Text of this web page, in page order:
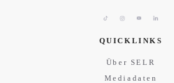
QUICKLINKS
Über SELR
Mediadaten